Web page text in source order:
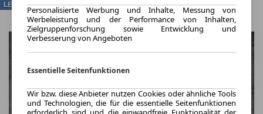
LEASING
Personalisierte Werbung und Inhalte, Messung von
Werbeleistung und der Performance von Inhalten,
Zielgruppenforschung sowie Entwicklung und
Verbesserung von Angeboten
Essentielle Seitenfunktionen
Wir bzw. diese Anbieter nutzen Cookies oder ähnliche Tools
und Technologien, die für die essentielle Seitenfunktionen